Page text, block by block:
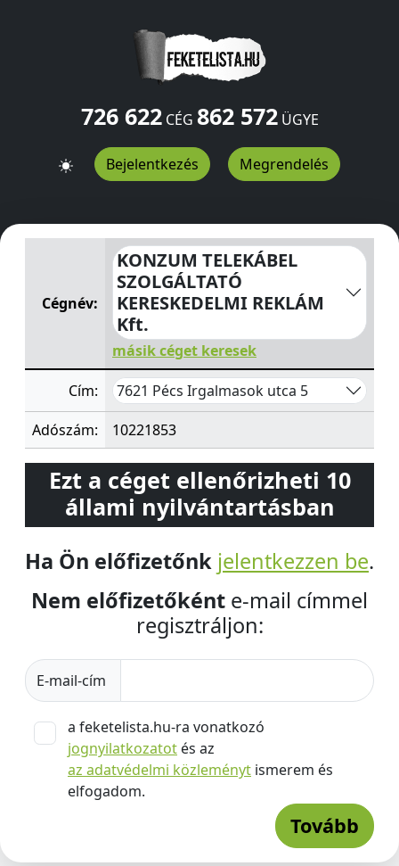
726 622CÉG 862 572ÜGYE
Bejelentkezés Megrendelés
KONZUM TELEKÁBEL SZOLGÁLTATÓ KERESKEDELMI
Cégnév:
KONZUM TELEKÁBEL
SZOLGÁLTATÓ
KERESKEDELMI REKLÁM
Kft.
másik céget keresek
Cím: 7621 Pécs Irgalmasok utca 5
Adószám: 10221853
Ezt a céget ellenőrizheti 10
állami nyilvántartásban
Ha Ön előfizetőnk jelentkezzen be.
Nem előfizetőként e-mail címmel
regisztráljon:
E-mail-cím
a feketelista.hu-ra vonatkozó
jognyilatkozatot és az
az adatvédelmi közleményt ismerem és
elfogadom.
Tovább